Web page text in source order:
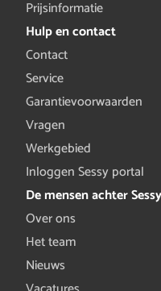
Prijsinformatie
Hulp en contact
Contact
Service
Garantievoorwaarden
Vragen
Werkgebied
Inloggen Sessy portal
De mensen achter Sessy
Over ons
Het team
Nieuws